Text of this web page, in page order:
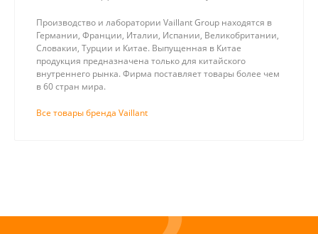
Производство и лаборатории Vaillant Group находятся в
Германии, Франции, Италии, Испании, Великобритании,
Словакии, Турции и Китае. Выпущенная в Китае
продукция предназначена только для китайского
внутреннего рынка. Фирма поставляет товары более чем
в 60 стран мира.
Все товары бренда Vaillant